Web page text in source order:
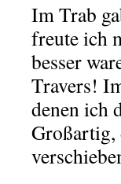
Im Trab
freute ich
besser
Travers!
denen ich
Großartig,